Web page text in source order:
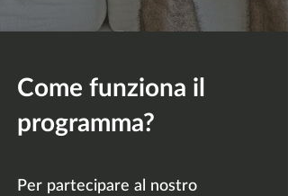
Come funziona il
programma?
Per partecipare al nostro